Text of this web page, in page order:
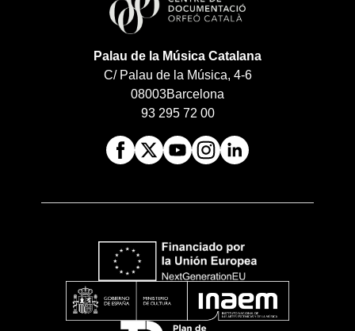
Palau de la Música Catalana
C/ Palau de la Música, 4-6
08003Barcelona
93 295 72 00